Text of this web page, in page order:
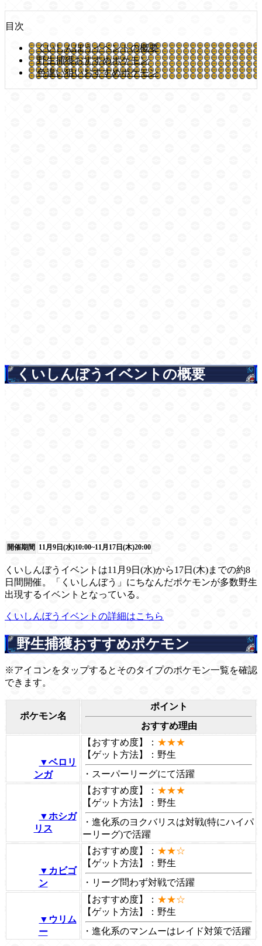
目次
くいしんぼうイベントの概要
野生捕獲おすすめポケモン
色違い狙いおすすめポケモン
くいしんぼうイベントの概要
開催期間 11月9日(水)10:00~11月17日(木)20:00
くいしんぼうイベントは11月9日(水)から17日(木)までの約8
日間開催。「くいしんぼう」にちなんだポケモンが多数野生
出現するイベントとなっている。
くいしんぼうイベントの詳細はこちら
野生捕獲おすすめポケモン
※アイコンをタップするとそのタイプのポケモン一覧を確認
できます。
ポケモン名
ポイント
おすすめ理由
▼ベロリ
ンガ
【おすすめ度】： ★★★
【ゲット方法】： 野生
・スーパーリーグにて活躍
▼ホシガ
リス
【おすすめ度】： ★★★
【ゲット方法】： 野生
・進化系のヨクバリスは対戦(特にハイパ
ーリーグ)で活躍
▼カビゴ
ン
【おすすめ度】： ★★☆
【ゲット方法】： 野生
・リーグ問わず対戦で活躍
▼ウリム
ー
【おすすめ度】： ★★☆
【ゲット方法】： 野生
・進化系のマンムーはレイド対策で活躍